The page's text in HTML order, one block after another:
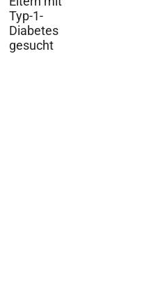
Typ-1-
Diabetes
gesucht